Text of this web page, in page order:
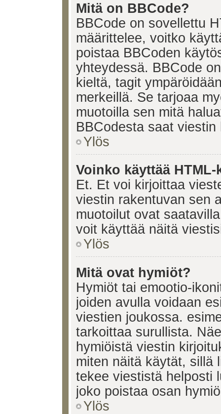
Mitä on BBCode?
BBCode on sovellettu
määrittelee, voitko
poistaa BBCoden
yhteydessä. BBCode
kieltä, tagit
merkeillä. Se tarjoaa
muotoilla sen mitä
BBCodesta saat
Ylös
Voinko käyttää
Et. Et voi kirjoittaa
viestin rakentuvan sen
muotoilut ovat
voit käyttää näitä
Ylös
Mitä ovat hymiöt?
Hymiöt tai emootio-
joiden avulla voidaan
viestien joukossa.
tarkoittaa surullista.
hymiöistä viestin
miten näitä käytät, sillä
tekee viestistä helposti
joko poistaa osan
Ylös